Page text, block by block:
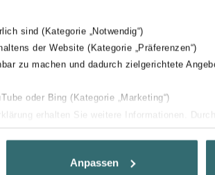
sind (Kategorie „Notwendig“)
der Website (Kategorie „Präferenzen“)
zu machen und dadurch zielgerichtete
oder Bing (Kategorie „Marketing“)
erhalten Sie weitere Informationen.
Nutzererfahrung zu ermöglichen und
zu stellen. Alle Einwilligungen können Sie
Anpassen